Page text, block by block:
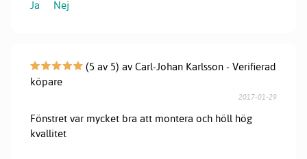
Ja
Nej
(5 av 5) av Carl-Johan Karlsson - Verifierad
köpare
2017-01-29
Fönstret var mycket bra att montera och höll hög
kvallitet